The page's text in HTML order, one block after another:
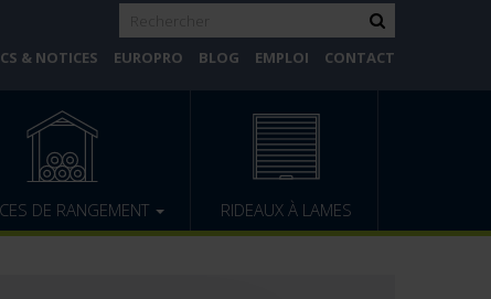
& NOTICES EUROPRO BLOG EMPLOI CONTACT
DE RANGEMENT RIDEAUX À LAMES